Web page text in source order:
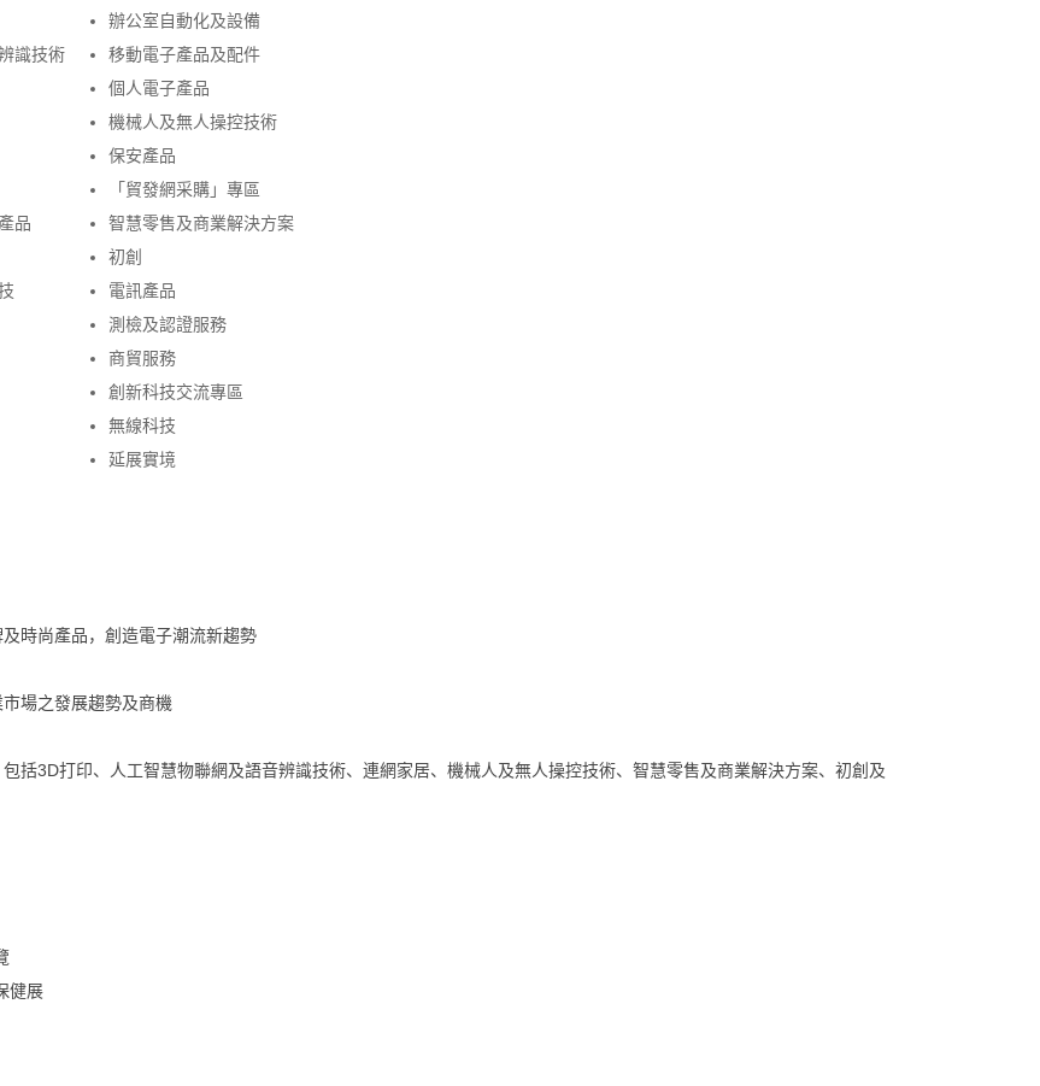
識技術
品
辦公室自動化及設備
移動電子產品及配件
個人電子產品
機械人及無人操控技術
保安產品
「貿發網采購」專區
智慧零售及商業解決方案
初創
電訊產品
測檢及認證服務
商貿服務
創新科技交流專區
無線科技
延展實境
時尚產品，創造電子潮流新趨勢
場之發展趨勢及商機
括3D打印、人工智慧物聯網及語音辨識技術、連網家居、機械人及無人操控技術、智慧零售及商業解決方案、初創及
健展